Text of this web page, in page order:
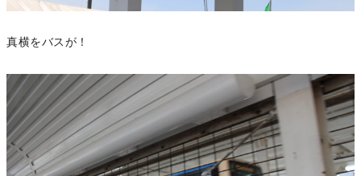
真横をバスが！